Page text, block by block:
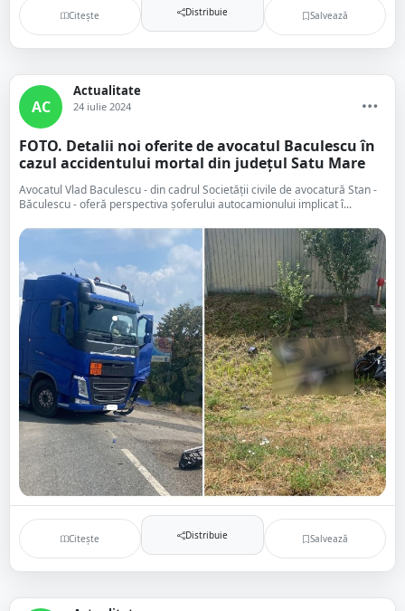
Citește Distribuie Salvează
AC
Actualitate
24 iulie 2024
FOTO. Detalii noi oferite de avocatul Baculescu în
cazul accidentului mortal din județul Satu Mare
Avocatul Vlad Baculescu - din cadrul Societății civile de avocatură Stan -
Băculescu - oferă perspectiva șoferului autocamionului implicat î...
Citește Distribuie Salvează